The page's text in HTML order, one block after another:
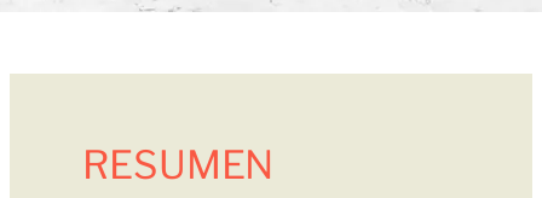
RESUMEN